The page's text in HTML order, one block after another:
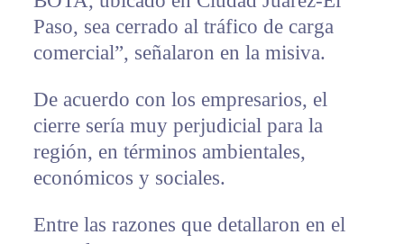
Paso, sea cerrado al tráfico de carga
comercial”, señalaron en la misiva.
De acuerdo con los empresarios, el
cierre sería muy perjudicial para la
región, en términos ambientales,
económicos y sociales.
Entre las razones que detallaron en el